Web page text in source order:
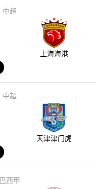
中超
上海海港
中超
天津津门虎
巴西甲